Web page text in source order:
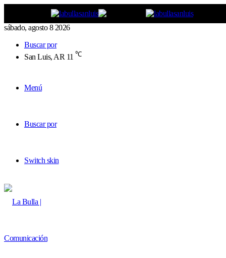
sábado, agosto 8 2026
Buscar por
San Luis, AR 11 ℃
Menú
Buscar por
Switch skin